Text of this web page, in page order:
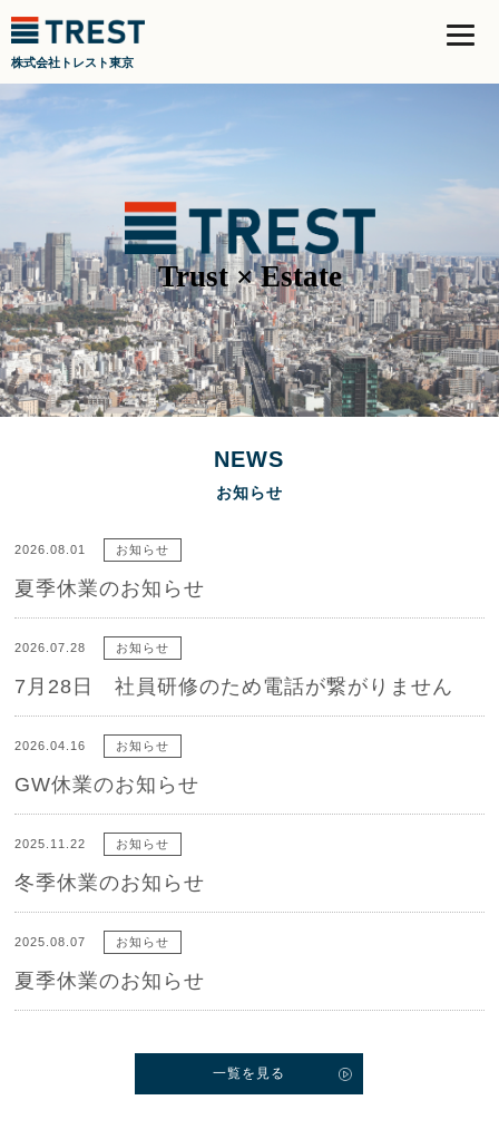
株式会社トレスト東京
Trust × Estate
NEWS
お知らせ
2026.08.01 お知らせ
夏季休業のお知らせ
2026.07.28 お知らせ
7月28日 社員研修のため電話が繋がりません
2026.04.16 お知らせ
GW休業のお知らせ
2025.11.22 お知らせ
冬季休業のお知らせ
2025.08.07 お知らせ
夏季休業のお知らせ
一覧を見る